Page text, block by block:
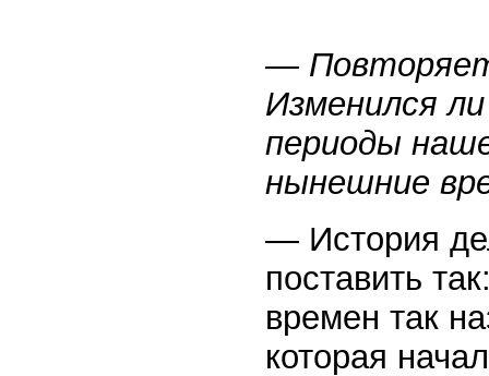
—
Изменился
периоды
нынешние
— История
поставить
времен так
которая